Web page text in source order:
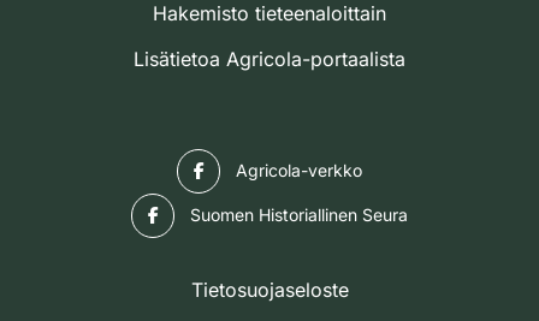
Hakemisto tieteenaloittain
Lisätietoa Agricola-portaalista
Agricola-verkko
Suomen Historiallinen Seura
Tietosuojaseloste